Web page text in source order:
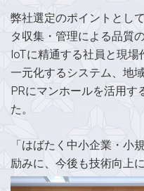
弊社選定のポイントとし
タ収集・管理による品質
IoTに精通する社員と現
一元化するシステム、地
PRにマンホールを活用す
た。
「はばたく中小企業・小
励みに、今後も技術向上